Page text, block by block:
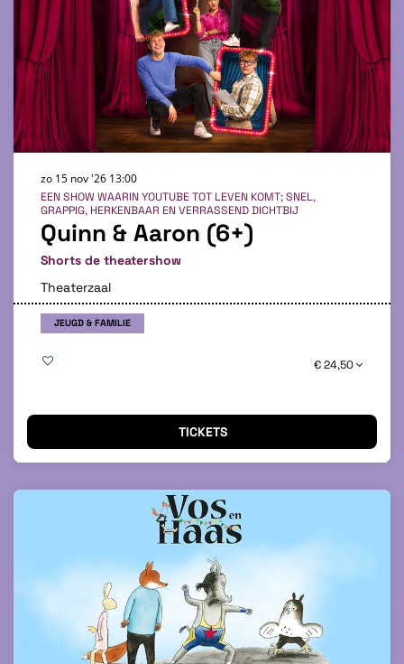
Quinn & Aaron (6+)
Shorts de theatershow
EEN SHOW WAARIN YOUTUBE TOT LEVEN KOMT; SNEL,
GRAPPIG, HERKENBAAR EN VERRASSEND DICHTBIJ
zo 15 nov '26 13:00
Theaterzaal
JEUGD & FAMILIE
€ 24,50
TICKETS